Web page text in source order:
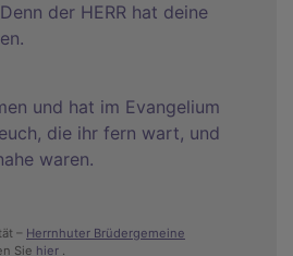
der HERR hat deine
und hat im Evangelium
die ihr fern wart, und
waren.
– Herrnhuter Brüdergemeine
Sie hier .